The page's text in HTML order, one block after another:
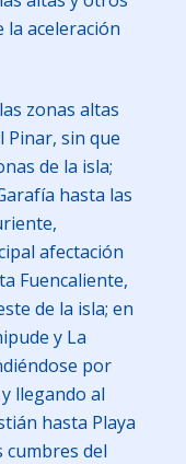
aceleración
zonas altas
Pinar, sin que
de la isla;
hasta las
afectación
Fuencaliente,
de la isla; en
y La
por
llegando al
hasta Playa
cumbres del